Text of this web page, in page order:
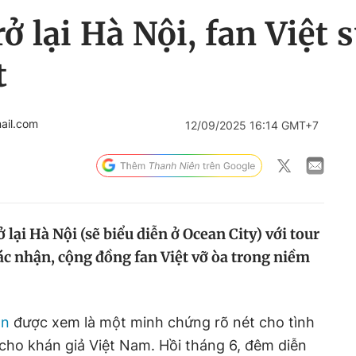
lại Hà Nội, fan Việt
12/09/2025 16:14 GMT+7
Hà Nội (sẽ biểu diễn ở Ocean City) với tour
nhận, cộng đồng fan Việt vỡ òa trong niềm
được xem là một minh chứng rõ nét cho tình
khán giả Việt Nam. Hồi tháng 6, đêm diễn